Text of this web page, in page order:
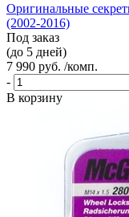
Оригинальные
(2002-2016)
Под заказ
(до 5 дней)
7 990 руб. /комп.
-
В корзину